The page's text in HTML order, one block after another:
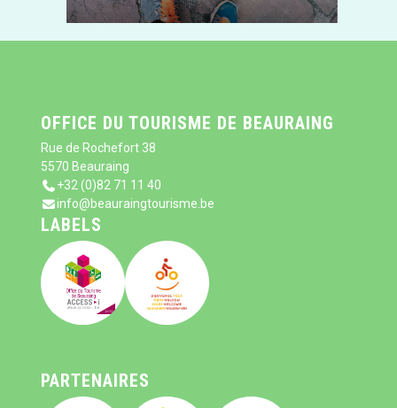
OFFICE DU TOURISME DE BEAURAING
Rue de Rochefort 38
5570 Beauraing
+32 (0)82 71 11 40
info@beauraingtourisme.be
LABELS
PARTENAIRES